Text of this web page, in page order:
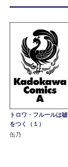
トロワ・フルールは嘘
をつく（１）
缶乃